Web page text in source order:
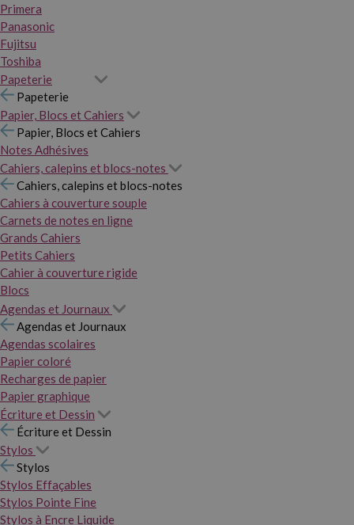
Primera
Panasonic
Fujitsu
Toshiba
Papeterie
Papeterie
Papier, Blocs et Cahiers
Papier, Blocs et Cahiers
Notes Adhésives
Cahiers, calepins et blocs-notes
Cahiers, calepins et blocs-notes
Cahiers à couverture souple
Carnets de notes en ligne
Grands Cahiers
Petits Cahiers
Cahier à couverture rigide
Blocs
Agendas et Journaux
Agendas et Journaux
Agendas scolaires
Papier coloré
Recharges de papier
Papier graphique
Écriture et Dessin
Écriture et Dessin
Stylos
Stylos
Stylos Effaçables
Stylos Pointe Fine
Stylos à Encre Liquide